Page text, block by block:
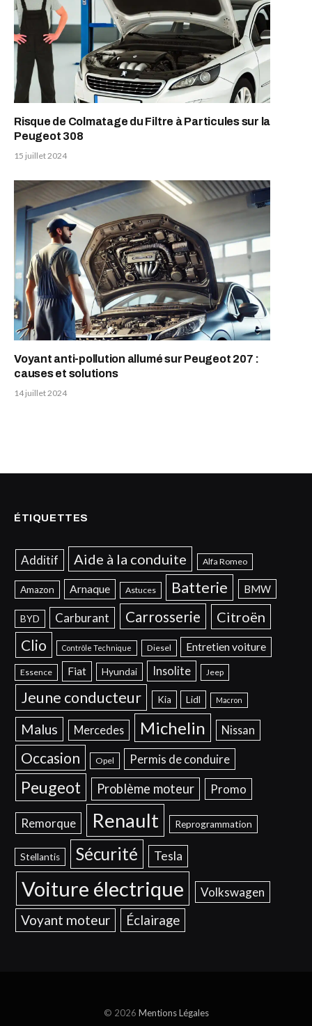
Risque de Colmatage du Filtre à Particules sur la
Peugeot 308
15 juillet 2024
Voyant anti-pollution allumé sur Peugeot 207 :
causes et solutions
14 juillet 2024
ÉTIQUETTES
Additif Aide à la conduite Alfa Romeo
Amazon Arnaque Astuces Batterie BMW
BYD Carburant Carrosserie Citroën
Clio Contrôle Technique Diesel Entretien voiture
Essence Fiat Hyundai Insolite Jeep
Jeune conducteur Kia Lidl Macron
Malus Mercedes Michelin Nissan
Occasion Opel Permis de conduire
Peugeot Problème moteur Promo
Remorque Renault Reprogrammation
Stellantis Sécurité Tesla
Voiture électrique Volkswagen
Voyant moteur Éclairage
© 2026 Mentions Légales